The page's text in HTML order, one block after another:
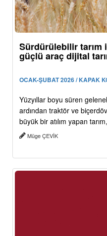
Sürdürülebilir tarım
güçlü araç dijital
OCAK-ŞUBAT 2026 / KAPAK
Yüzyıllar boyu süren
ardından traktör ve
büyük bir atılım yapan
Müge ÇEVİK